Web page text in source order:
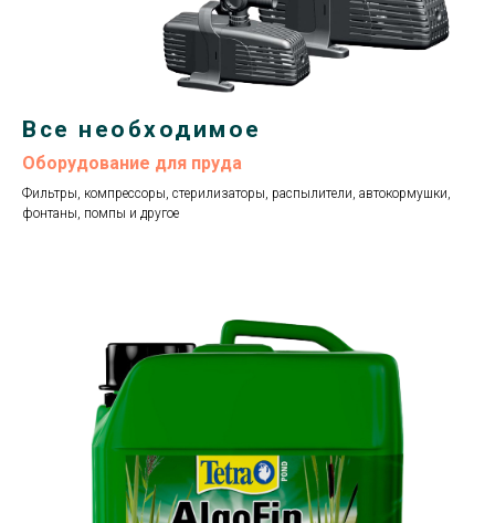
Все необходимое
Оборудование для пруда
Фильтры, компрессоры, стерилизаторы, распылители, автокормушки,
фонтаны, помпы и другое